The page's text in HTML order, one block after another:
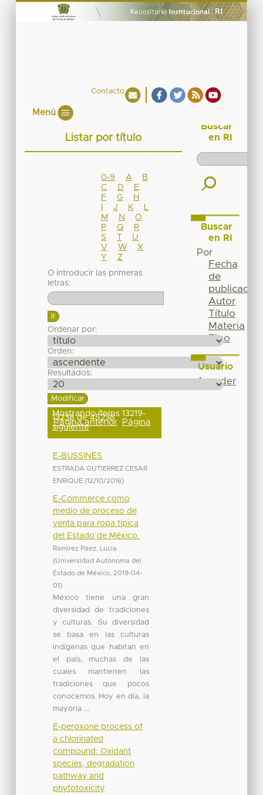
Contacto
Menú
Listar por título
0-9 A
B
C
D
E
F
G
H
J K
M
N
O
P
Q
R
S
T
U
V
W
X
Y
Z
O introducir las primeras
letras:
Ordenar por:
Orden:
Resultados:
Mostrando ítems 13219-
13238 de 45238
Página anterior Página
siguiente
E-BUSSINES
ESTRADA GUTIERREZ CESAR
ENRIQUE (12/10/2016)
E-Commerce como
medio de proceso de
venta para ropa típica
del Estado de México.
Ramírez Páez, Lucia
(Universidad Autónoma del
Estado de México, 2019-04-
01)
México tiene una gran
diversidad de tradiciones
y culturas. Su diversidad
se basa en las culturas
indígenas que habitan en
el país, muchas de las
cuales mantienen las
tradiciones que pocos
conocemos. Hoy en día, la
mayoría ...
E-peroxone process of
a chlorinated
compound: Oxidant
species, degradation
pathway and
phytotoxicity
Buscar
en RI
Buscar
en RI
Por
Fecha
de
publicación
Autor
Título
Materia
Tipo
Usuario
Acceder